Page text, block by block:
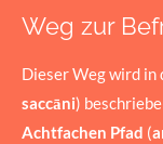
Weg zur
Dieser Weg wird in
saccāni)
Achtfachen Pfad (